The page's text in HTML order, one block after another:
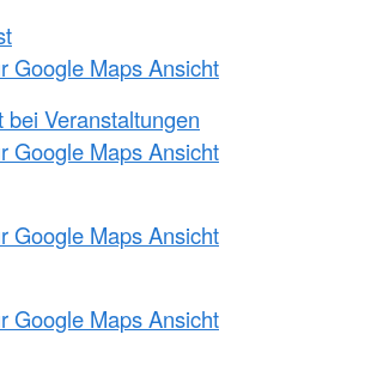
Google Maps Ansicht
bei Veranstaltungen
Google Maps Ansicht
Google Maps Ansicht
Google Maps Ansicht